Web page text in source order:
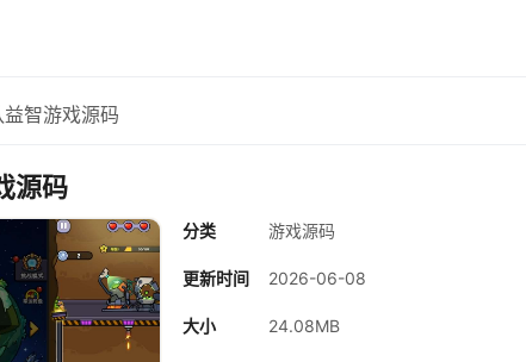
智游戏源码
源码
分类 游戏源码
更新时间 2026-06-08
大小 24.08MB